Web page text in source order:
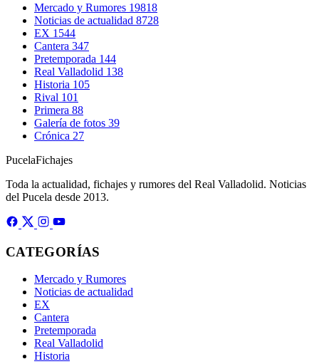
Mercado y Rumores 19818
Noticias de actualidad 8728
EX 1544
Cantera 347
Pretemporada 144
Real Valladolid 138
Historia 105
Rival 101
Primera 88
Galería de fotos 39
Crónica 27
PucelaFichajes
Toda la actualidad, fichajes y rumores del Real Valladolid. Noticias
del Pucela desde 2013.
CATEGORÍAS
Mercado y Rumores
Noticias de actualidad
EX
Cantera
Pretemporada
Real Valladolid
Historia